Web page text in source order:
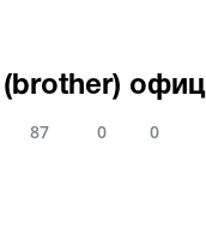
(brother)
87 0 0